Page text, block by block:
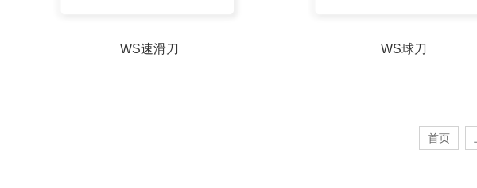
WS速滑刀 WS球刀
首页